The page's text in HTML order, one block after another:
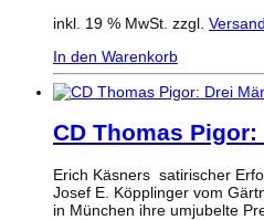
inkl. 19 % MwSt. zzgl.
In den Warenkorb
CD Thomas
Erich Käsners satirischer
Josef E. Köpplinger vom
in München ihre umjubelte